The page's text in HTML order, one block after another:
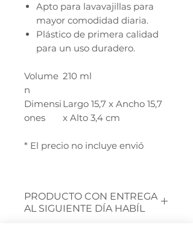
Apto para lavavajillas para
mayor comodidad diaria.
Plástico de primera calidad
para un uso duradero.
Volume
n
210 ml
Dimensi
ones
Largo 15,7 x Ancho 15,7
x Alto 3,4 cm
* El precio no incluye envió
PRODUCTO CON ENTREGA
AL SIGUIENTE DÍA HABÍL